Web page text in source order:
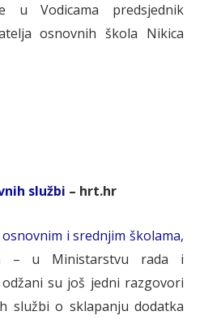
u Vodicama predsjednik
osnovnih škola Nikica
službi – hrt.hr
i srednjim školama,
– u Ministarstvu rada i
su još jedni razgovori
službi o sklapanju dodatka